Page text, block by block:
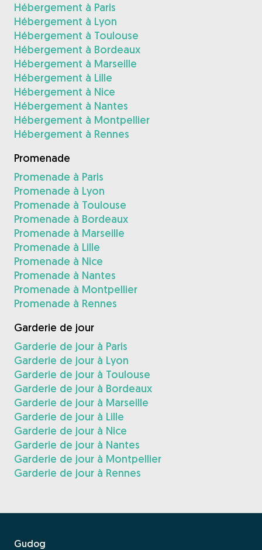
Hébergement à Paris
Hébergement à Lyon
Hébergement à Toulouse
Hébergement à Bordeaux
Hébergement à Marseille
Hébergement à Lille
Hébergement à Nice
Hébergement à Nantes
Hébergement à Montpellier
Hébergement à Rennes
Promenade
Promenade à Paris
Promenade à Lyon
Promenade à Toulouse
Promenade à Bordeaux
Promenade à Marseille
Promenade à Lille
Promenade à Nice
Promenade à Nantes
Promenade à Montpellier
Promenade à Rennes
Garderie de jour
Garderie de jour à Paris
Garderie de jour à Lyon
Garderie de jour à Toulouse
Garderie de jour à Bordeaux
Garderie de jour à Marseille
Garderie de jour à Lille
Garderie de jour à Nice
Garderie de jour à Nantes
Garderie de jour à Montpellier
Garderie de jour à Rennes
Gudog